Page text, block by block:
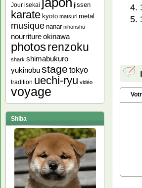
Jour isekai jissen
karate kyoto matsuri metal
musique nanar nihonshu
nourritureokinawa
photosrenzoku
shark shimabukuro
yukinobustage tokyo
tradition uechi-ryu vidéo
voyage
Shiba